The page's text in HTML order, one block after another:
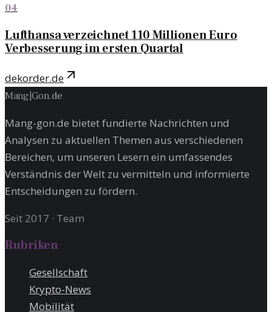
04
Lufthansa verzeichnet 110 Millionen Euro
Verbesserung im ersten Quartal
dekorder.de
Mang|Gon.de
Mang-gon.de bietet fundierte Nachrichten und
Analysen zu aktuellen Themen aus verschiedenen
Bereichen, um unseren Lesern ein umfassendes
Verständnis der Welt zu vermitteln und informierte
Entscheidungen zu fördern.
Seit 2017 · Team
Rubriken
Gesellschaft
Krypto-News
Mobilität